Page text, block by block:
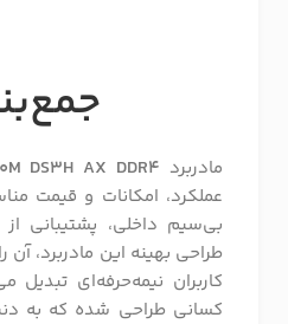
مادربرد DS3H AX DDR4
عملکرد، امکانات و قیمت
بی‌سیم داخلی، پشتیبانی
طراحی بهینه این مادربرد، آن
کاربران نیمه‌حرفه‌ای تبدیل
کسانی طراحی شده که به